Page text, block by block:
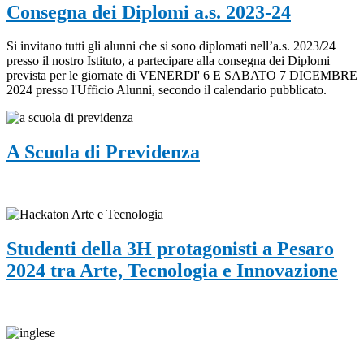
Consegna dei Diplomi a.s. 2023-24
Si invitano tutti gli alunni che si sono diplomati nell’a.s. 2023/24
presso il nostro Istituto, a partecipare alla consegna dei Diplomi
prevista per le giornate di VENERDI' 6 E SABATO 7 DICEMBRE
2024 presso l'Ufficio Alunni, secondo il calendario pubblicato.
A Scuola di Previdenza
Studenti della 3H protagonisti a Pesaro
2024 tra Arte, Tecnologia e Innovazione